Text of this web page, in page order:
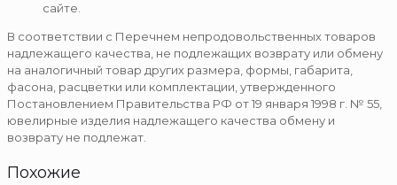
сайте.
В соответствии с Перечнем непродовольственных товаров
надлежащего качества, не подлежащих возврату или обмену
на аналогичный товар других размера, формы, габарита,
фасона, расцветки или комплектации, утвержденного
Постановлением Правительства РФ от 19 января 1998 г. № 55,
ювелирные изделия надлежащего качества обмену и
возврату не подлежат.
Похожие